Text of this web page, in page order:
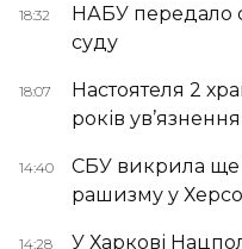
18:32
НАБУ передало
суду
18:07
Настоятеля 2
років
14:40
СБУ викрила ще
рашизму у
14:28 У Харкові